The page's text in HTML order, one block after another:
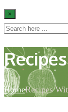
×
HomeRecipes